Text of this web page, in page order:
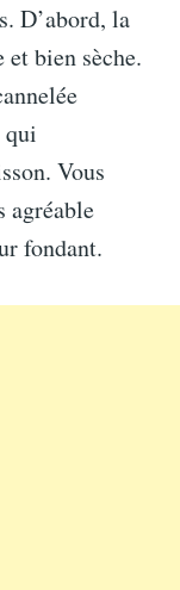
D’abord, la
bien sèche.
qui
Vous
agréable
fondant.